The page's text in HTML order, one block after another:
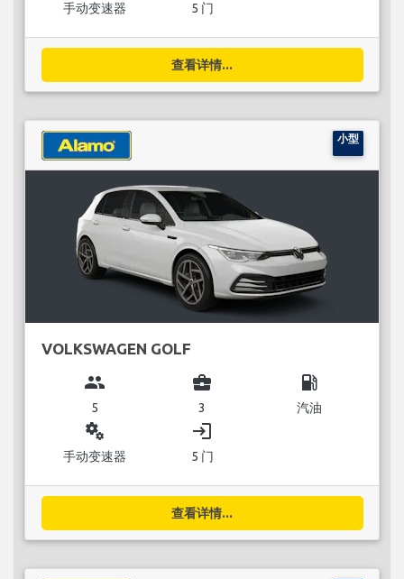
手动变速器 5 门
查看详情...
小型
VOLKSWAGEN GOLF
group
5
business_center
3
local_gas_station
汽油
miscellaneous_services
手动变速器
login
5 门
查看详情...